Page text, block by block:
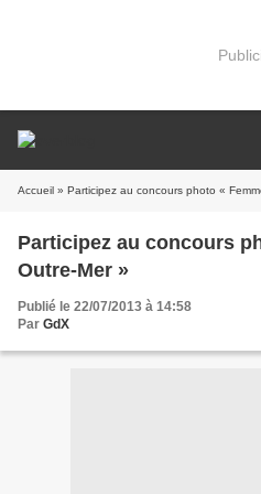
Accueil » Participez au concours photo «
Participez au concours
Outre-Mer »
Publié le 22/07/2013 à 14:58
Par GdX